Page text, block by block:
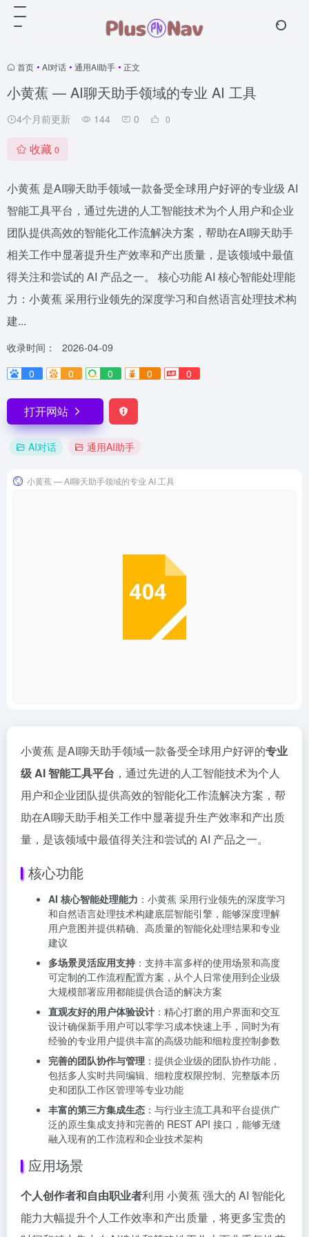
首页 • AI对话 • 通用AI助手 • 正文
小黄蕉 — AI聊天助手领域的专业 AI 工具
4个月前更新 144 0 0
收藏 0
小黄蕉 是AI聊天助手领域一款备受全球用户好评的专业级 AI
智能工具平台，通过先进的人工智能技术为个人用户和企业
团队提供高效的智能化工作流解决方案，帮助在AI聊天助手
相关工作中显著提升生产效率和产出质量，是该领域中最值
得关注和尝试的 AI 产品之一。 核心功能 AI 核心智能处理能
力：小黄蕉 采用行业领先的深度学习和自然语言处理技术构
建...
收录时间：
2026-04-09
0
0 0 0 0
打开网站
AI对话 通用AI助手
小黄蕉 — AI聊天助手领域的专业 AI 工具
小黄蕉 是AI聊天助手领域一款备受全球用户好评的专业
级 AI 智能工具平台 ，通过先进的人工智能技术为个人
用户和企业团队提供高效的智能化工作流解决方案，帮
助在AI聊天助手相关工作中显著提升生产效率和产出质
量，是该领域中最值得关注和尝试的 AI 产品之一。
核心功能
AI 核心智能处理能力 ：小黄蕉 采用行业领先的深度学习
和自然语言处理技术构建底层智能引擎，能够深度理解
用户意图并提供精确、高质量的智能化处理结果和专业
建议
多场景灵活应用支持 ：支持丰富多样的使用场景和高度
可定制的工作流程配置方案，从个人日常使用到企业级
大规模部署应用都能提供合适的解决方案
直观友好的用户体验设计 ：精心打磨的用户界面和交互
设计确保新手用户可以零学习成本快速上手，同时为有
经验的专业用户提供丰富的高级功能和细粒度控制参数
完善的团队协作与管理 ：提供企业级的团队协作功能，
包括多人实时共同编辑、细粒度权限控制、完整版本历
史和团队工作区管理等专业功能
丰富的第三方集成生态 ：与行业主流工具和平台提供广
泛的原生集成支持和完善的 REST API 接口，能够无缝
融入现有的工作流程和企业技术架构
应用场景
个人创作者和自由职业者利用 小黄蕉 强大的 AI 智能化
能力大幅提升个人工作效率和产出质量，将更多宝贵的